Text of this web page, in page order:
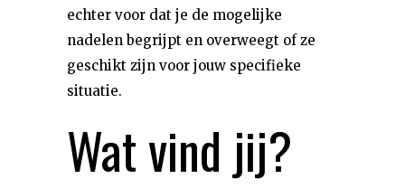
echter voor dat je de mogelijke
nadelen begrijpt en overweegt of ze
geschikt zijn voor jouw specifieke
situatie.
Wat vind jij?